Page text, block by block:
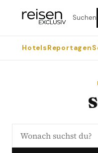
Suchen
HotelsReportagen